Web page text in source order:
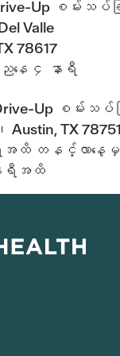
Up စမ်းသပ်ခ
Valle
78617
နေ ၄ နာရီ
Up စမ်းသပ်
Austin, TX 78751
တနင်္လာနေ့မှ သ
ရီအထိ